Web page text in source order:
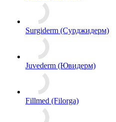
Surgiderm (Сурджидерм)
Juvederm (Ювидерм)
Fillmed (Filorga)